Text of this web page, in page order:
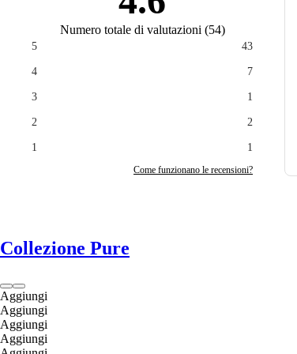
Numero totale di valutazioni (54)
5 43
4 7
3 1
2 2
1 1
Come funzionano le recensioni?
Collezione Pure
Aggiungi
Aggiungi
Aggiungi
Aggiungi